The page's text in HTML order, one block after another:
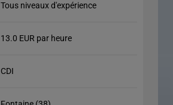
Tous niveaux d'expérience
13.0 EUR par heure
CDI